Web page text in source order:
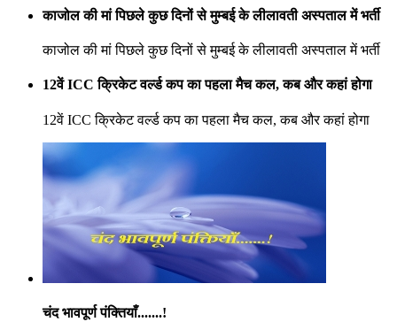
काजोल की मां पिछले कुछ दिनों से मुम्बई के लीलावती अस्पताल में भर्ती
काजोल की मां पिछले कुछ दिनों से मुम्बई के लीलावती अस्पताल में भर्ती
12वें ICC क्रिकेट वर्ल्ड कप का पहला मैच कल, कब और कहां होगा
12वें ICC क्रिकेट वर्ल्ड कप का पहला मैच कल, कब और कहां होगा
चंद भावपूर्ण पंक्तियाँ.......!